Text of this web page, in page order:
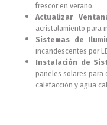
frescor en verano.
Actualizar
acristalamiento para
Sistemas de
incandescentes por
Instalación de
paneles solares para
calefacción y agua